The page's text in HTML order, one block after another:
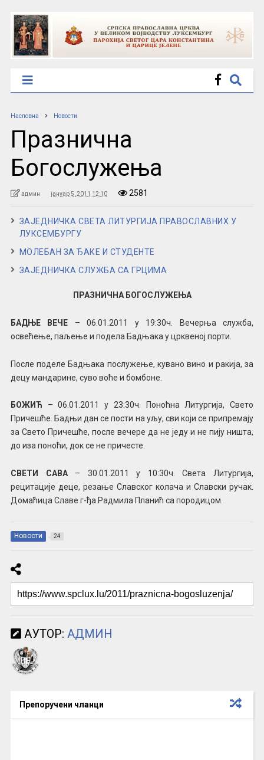
Насловна Новости
Празнична
Богослужења
админ јануар 5, 2011 12:10 2581
ЗАЈЕДНИЧКА СВЕТА ЛИТУРГИЈА ПРАВОСЛАВНИХ У
ЛУКСЕМБУРГУ
МОЛЕБАН ЗА ЂАКЕ И СТУДЕНТЕ
ЗАЈЕДНИЧКА СЛУЖБА СА ГРЦИМА
ПРАЗНИЧНА БОГОСЛУЖЕЊА
БАДЊЕ ВЕЧЕ – 06.01.2011 у 19:30ч. Вечерња служба,
освећење, паљење и подела Бадњака у црквеној порти.
После поделе Бадњака послужење, кувано вино и ракија, за
децу мандарине, суво воће и бомбоне.
БОЖИЋ – 06.01.2011 у 23:30ч. Поноћна Литургија, Свето
Причешће. Бадњи дан се пости на уљу, сви који се припремају
за Свето Причешће, после вечере да не једу и не пију ништа,
до иза поноћи, док се не причесте.
СВЕТИ САВА– 30.01.2011 у 10:30ч. Света Литургија,
рецитације деце, резање Славског колача и Славски ручак.
Домаћица Славе г-ђа Радмила Планић са породицом.
Новости 24
АУТОР: АДМИН
Препоручени чланци